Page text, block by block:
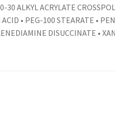
ALKYL ACRYLATE
• PEG-100 STEARATE •
DISUCCINATE •